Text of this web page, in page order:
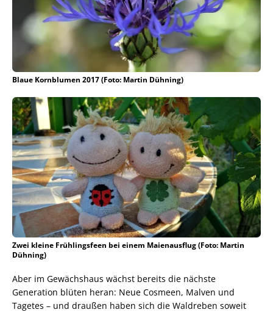
Blaue Kornblumen 2017 (Foto: Martin Dühning)
Zwei kleine Frühlingsfeen bei einem Maienausflug (Foto: Martin
Dühning)
Aber im Gewächshaus wächst bereits die nächste
Generation blüten heran: Neue Cosmeen, Malven und
Tagetes – und draußen haben sich die Waldreben soweit